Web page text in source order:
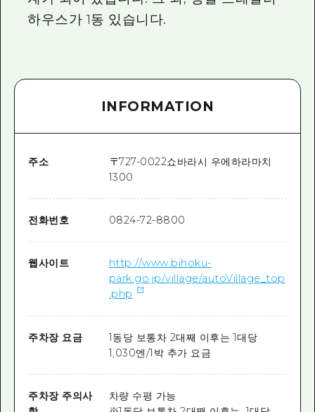
관광 안내 책자
하우스가 1동 있습니다.
INFORMATION
주소 〒727-0022쇼바라시 우에하라마치
1300
전화번호 0824-72-8800
웹사이트
http://www.bihoku-
park.go.jp/village/autoVillage_top
.php
주차장 요금
1동당 보통차 2대째 이후는 1대당
1,030엔/1박 추가 요금
주차장 주의사
차량 수평 가능